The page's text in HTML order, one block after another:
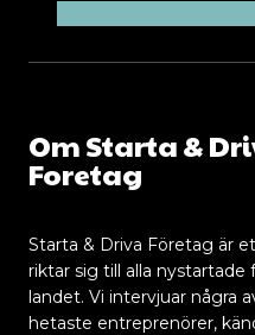
Om Starta &
Foretag
Starta & Driva Företag är
riktar sig till alla nystartade
landet. Vi intervjuar några
hetaste entreprenörer,